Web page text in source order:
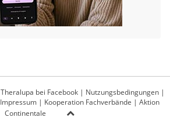
Theralupa bei Facebook | Nutzungsbedingungen |
Impressum| Kooperation Fachverbände | Aktion
Continentale